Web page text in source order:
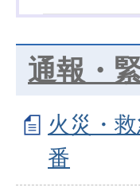
通報・
火災・
番